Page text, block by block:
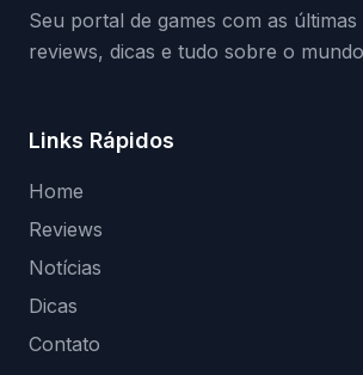
Seu portal de games com as últimas
reviews, dicas e tudo sobre o
Links Rápidos
Home
Reviews
Notícias
Dicas
Contato